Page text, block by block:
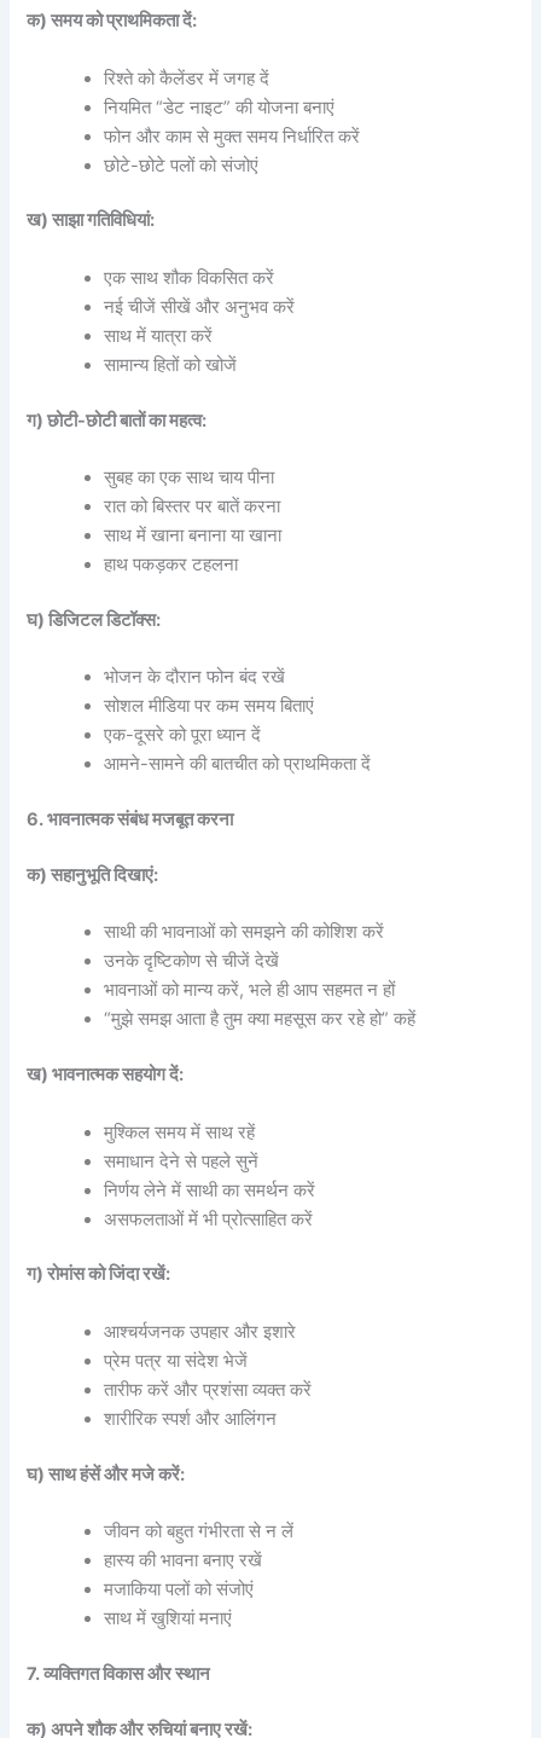
क) समय को प्राथमिकता दें:
रिश्ते को कैलेंडर में जगह दें
नियमित “डेट नाइट” की योजना बनाएं
फोन और काम से मुक्त समय निर्धारित करें
छोटे-छोटे पलों को संजोएं
ख) साझा गतिविधियां:
एक साथ शौक विकसित करें
नई चीजें सीखें और अनुभव करें
साथ में यात्रा करें
सामान्य हितों को खोजें
ग) छोटी-छोटी बातों का महत्व:
सुबह का एक साथ चाय पीना
रात को बिस्तर पर बातें करना
साथ में खाना बनाना या खाना
हाथ पकड़कर टहलना
घ) डिजिटल डिटॉक्स:
भोजन के दौरान फोन बंद रखें
सोशल मीडिया पर कम समय बिताएं
एक-दूसरे को पूरा ध्यान दें
आमने-सामने की बातचीत को प्राथमिकता दें
6. भावनात्मक संबंध मजबूत करना
क) सहानुभूति दिखाएं:
साथी की भावनाओं को समझने की कोशिश करें
उनके दृष्टिकोण से चीजें देखें
भावनाओं को मान्य करें, भले ही आप सहमत न हों
“मुझे समझ आता है तुम क्या महसूस कर रहे हो” कहें
ख) भावनात्मक सहयोग दें:
मुश्किल समय में साथ रहें
समाधान देने से पहले सुनें
निर्णय लेने में साथी का समर्थन करें
असफलताओं में भी प्रोत्साहित करें
ग) रोमांस को जिंदा रखें:
आश्चर्यजनक उपहार और इशारे
प्रेम पत्र या संदेश भेजें
तारीफ करें और प्रशंसा व्यक्त करें
शारीरिक स्पर्श और आलिंगन
घ) साथ हंसें और मजे करें:
जीवन को बहुत गंभीरता से न लें
हास्य की भावना बनाए रखें
मजाकिया पलों को संजोएं
साथ में खुशियां मनाएं
7. व्यक्तिगत विकास और स्थान
क) अपने शौक और रुचियां बनाए रखें: